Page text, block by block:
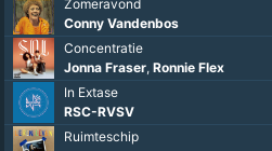
Zomeravond
Conny Vandenbos
Concentratie
Jonna Fraser, Ronnie Flex
In Extase
RSC-RVSV
Ruimteschip